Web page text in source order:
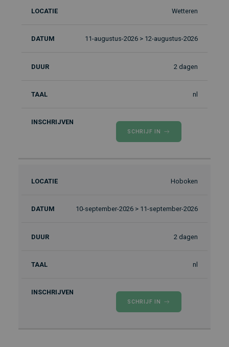
Locatie Taal
Wetteren
11-augustus-2026 > 12-augustus-2026
2 dagen
nl
SCHRIJF IN
Hoboken
10-september-2026 > 11-september-2026
2 dagen
nl
SCHRIJF IN